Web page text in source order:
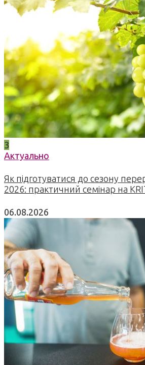
3
Актуально
Як підготуватися до сезону
2026: практичний семінар на
06.08.2026